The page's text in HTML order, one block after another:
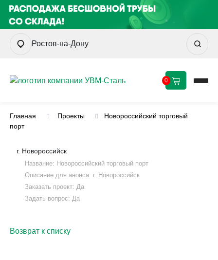
Ростов-на-Дону
0
Главная Проекты
Новороссийский торговый
порт
г. Новороссийск
Название: Новороссийский торговый порт
Описание для анонса: г. Новороссийск
Заказать проект: Да
Задать вопрос: Да
Возврат к списку